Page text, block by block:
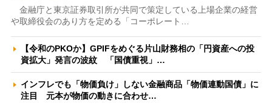
金融庁と東京証券取引所が共同で策定している上場企業の経営
や取締役会のあり方を定める「コーポレート…
【令和のPKOか】GPIFをめぐる片山財務相の「円資産への投
資拡大」発言の波紋 「国債重視」…
インフレでも「物価負け」しない金融商品「物価連動国債」に
注目 元本が物価の動きに合わせ…